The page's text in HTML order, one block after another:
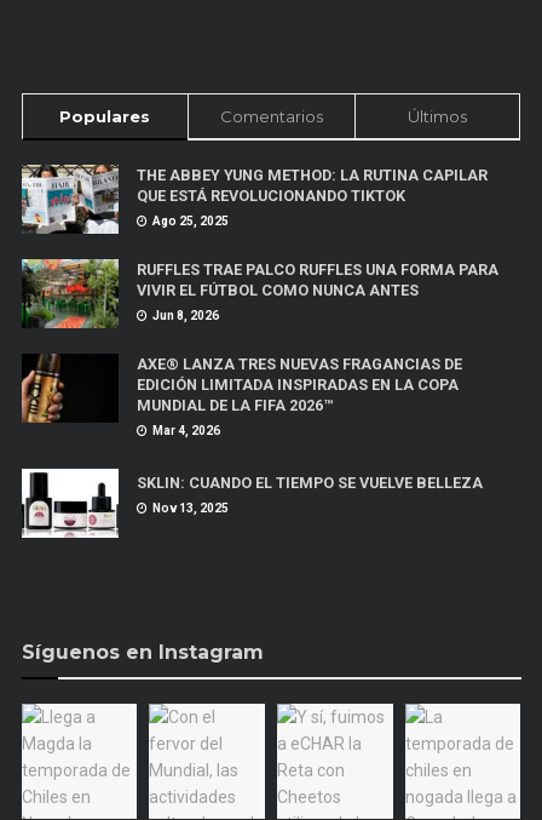
Populares Comentarios Últimos
THE ABBEY YUNG METHOD: LA RUTINA CAPILAR
QUE ESTÁ REVOLUCIONANDO TIKTOK
Ago 25, 2025
RUFFLES TRAE PALCO RUFFLES UNA FORMA PARA
VIVIR EL FÚTBOL COMO NUNCA ANTES
Jun 8, 2026
AXE® LANZA TRES NUEVAS FRAGANCIAS DE
EDICIÓN LIMITADA INSPIRADAS EN LA COPA
MUNDIAL DE LA FIFA 2026™
Mar 4, 2026
SKLIN: CUANDO EL TIEMPO SE VUELVE BELLEZA
Nov 13, 2025
Síguenos en Instagram